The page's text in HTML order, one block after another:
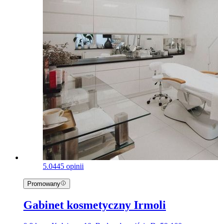
5.0445 opinii
Promowany
Gabinet kosmetyczny Irmoli